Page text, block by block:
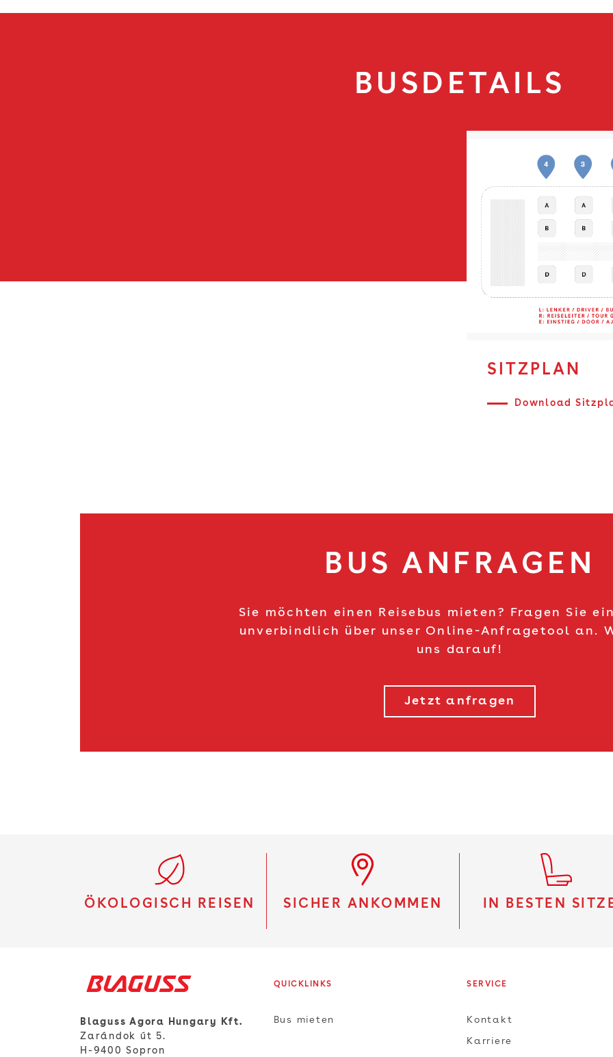
BUSDETAILS
SITZPLAN
Download
BUS ANFRAGEN
Sie möchten einen Reisebus mieten? Fragen Sie
unverbindlich über unser Online-Anfragetool an.
uns darauf!
Jetzt anfragen
ÖKOLOGISCH REISEN SICHER ANKOMMEN IN BESTEN
Blaguss Agora Hungary Kft.
Zarándok út 5.
H-9400 Sopron
QUICKLINKS
Bus mieten
SERVICE
Kontakt
Karriere